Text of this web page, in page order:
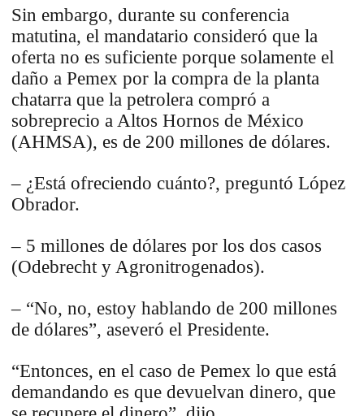
Sin embargo, durante su conferencia
matutina, el mandatario consideró que la
oferta no es suficiente porque solamente el
daño a Pemex por la compra de la planta
chatarra que la petrolera compró a
sobreprecio a Altos Hornos de México
(AHMSA), es de 200 millones de dólares.
– ¿Está ofreciendo cuánto?, preguntó López
Obrador.
– 5 millones de dólares por los dos casos
(Odebrecht y Agronitrogenados).
– “No, no, estoy hablando de 200 millones
de dólares”, aseveró el Presidente.
“Entonces, en el caso de Pemex lo que está
demandando es que devuelvan dinero, que